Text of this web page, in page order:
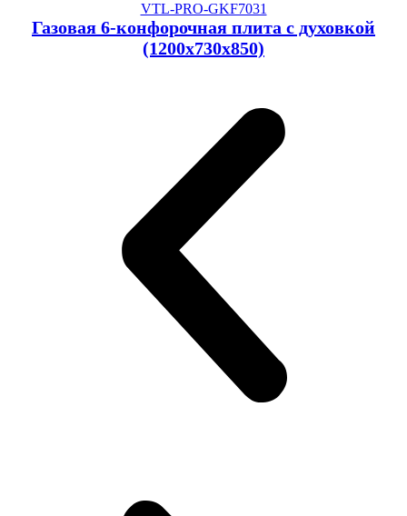
VTL-PRO-GKF7031
Газовая 6-конфорочная плита с духовкой
(1200x730x850)